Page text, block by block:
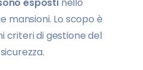
mansioni. Lo scopo è
criteri di gestione del